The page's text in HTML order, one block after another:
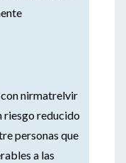
nirmatrelvir
riesgo reducido
personas que
a las